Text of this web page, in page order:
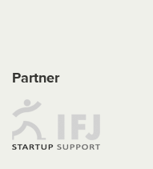
Partner